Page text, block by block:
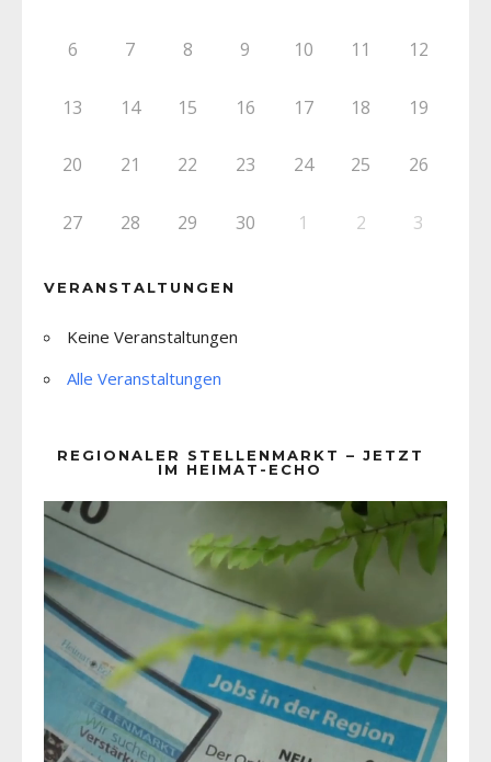
6 7 8 9 10 11 12
13 14 15 16 17 18 19
20 21 22 23 24 25 26
27 28 29 30 1 2 3
VERANSTALTUNGEN
Keine Veranstaltungen
Alle Veranstaltungen
REGIONALER STELLENMARKT – JETZT
IM HEIMAT-ECHO
Player